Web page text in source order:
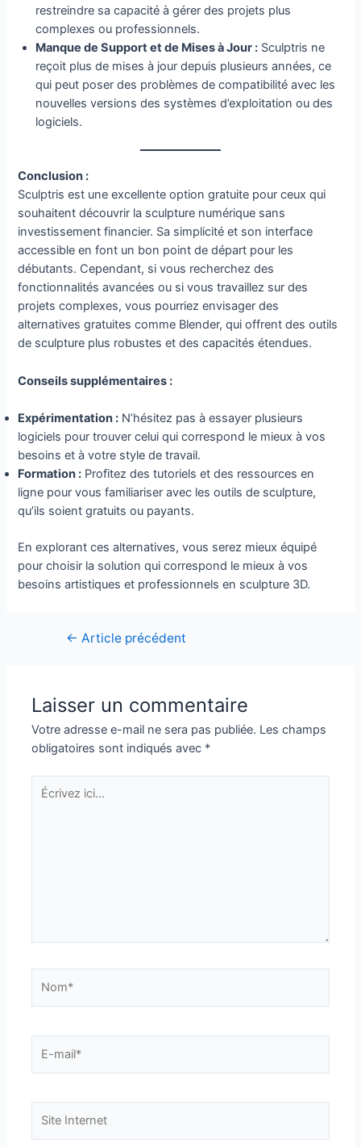
restreindre sa capacité à gérer des projets plus
complexes ou professionnels.
Manque de Support et de Mises à Jour : Sculptris ne
reçoit plus de mises à jour depuis plusieurs années, ce
qui peut poser des problèmes de compatibilité avec les
nouvelles versions des systèmes d’exploitation ou des
logiciels.
Conclusion :
Sculptris est une excellente option gratuite pour ceux qui
souhaitent découvrir la sculpture numérique sans
investissement financier. Sa simplicité et son interface
accessible en font un bon point de départ pour les
débutants. Cependant, si vous recherchez des
fonctionnalités avancées ou si vous travaillez sur des
projets complexes, vous pourriez envisager des
alternatives gratuites comme Blender, qui offrent des outils
de sculpture plus robustes et des capacités étendues.
Conseils supplémentaires :
Expérimentation : N’hésitez pas à essayer plusieurs
logiciels pour trouver celui qui correspond le mieux à vos
besoins et à votre style de travail.
Formation : Profitez des tutoriels et des ressources en
ligne pour vous familiariser avec les outils de sculpture,
qu’ils soient gratuits ou payants.
En explorant ces alternatives, vous serez mieux équipé
pour choisir la solution qui correspond le mieux à vos
besoins artistiques et professionnels en sculpture 3D.
Navigation
← Article précédent
Laisser un commentaire
Votre adresse e-mail ne sera pas publiée. Les champs
obligatoires sont indiqués avec *
Écrivez
ici…
mail*
Internet